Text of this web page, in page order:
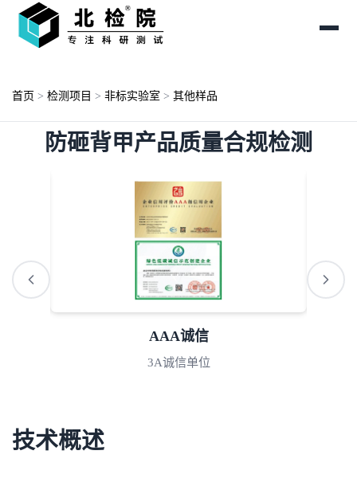
首页 > 检测项目 > 非标实验室 > 其他样品
防砸背甲产品质量合规检测
AAA诚信
3A诚信单位
技术概述